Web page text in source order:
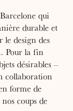
qui
durable et
design des
Pour la fin
désirables –
collaboration
forme de
coups de